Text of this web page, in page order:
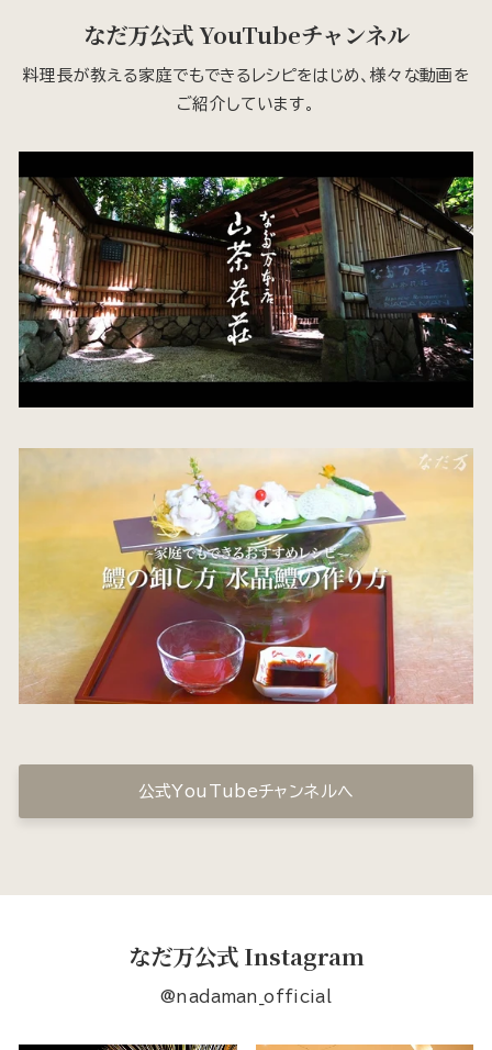
なだ万公式 YouTubeチャンネル
料理長が教える家庭でもできるレシピをはじめ、様々な動画を
ご紹介しています。
公式YouTubeチャンネルへ
なだ万公式 Instagram
@nadaman_official